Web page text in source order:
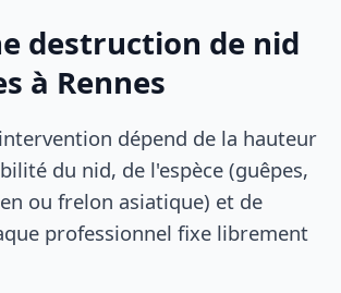
destruction de nid
à Rennes
dépend de la hauteur
du nid, de l'espèce (guêpes,
ou frelon asiatique) et de
professionnel fixe librement